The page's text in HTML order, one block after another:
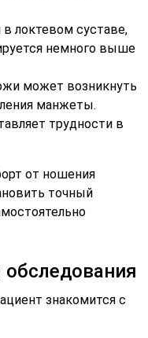
в локтевом суставе,
немного выше
может возникнуть
манжеты.
трудности в
от ношения
точный
знакомится с